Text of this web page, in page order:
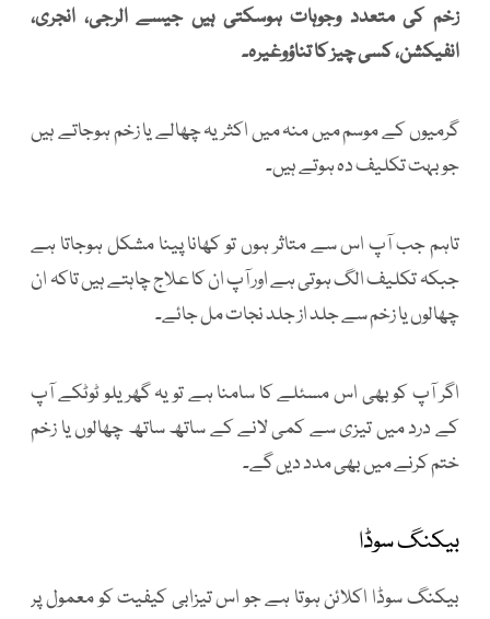
زخم کی متعدد وجوہات ہوسکتی ہیں جیسے الرجی، انجری،
انفیکشن، کسی چیز کا تناؤوغیرہ۔
گرمیوں کے موسم میں منہ میں اکثر یہ چھالے یا زخم ہوجاتے ہیں
جو بہت تکلیف دہ ہوتے ہیں۔
تاہم جب آپ اس سے متاثر ہوں تو کھانا پینا مشکل ہوجاتا ہے
جبکہ تکلیف الگ ہوتی ہے اور آپ ان کا علاج چاہتے ہیں تاکہ ان
چھالوں یا زخم سے جلد از جلد نجات مل جائے۔
اگر آپ کو بھی اس مسئلے کا سامنا ہے تو یہ گھریلو ٹوٹکے آپ
کے درد میں تیزی سے کمی لانے کے ساتھ ساتھ چھالوں یا زخم
ختم کرنے میں بھی مدد دیں گے۔
بیکنگ سوڈا
بیکنگ سوڈا اکلائن ہوتا ہے جو اس تیزابی کیفیت کو معمول پر